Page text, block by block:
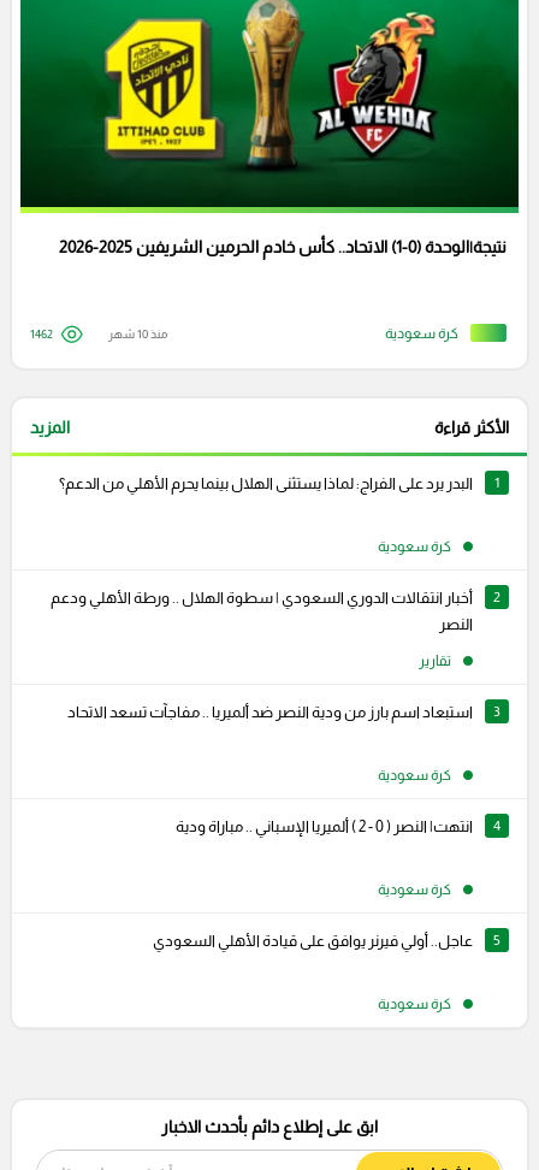
كرة سعودية
نتيجة|الوحدة (0-1) الاتحاد.. كأس خادم الحرمين الشريفين 2025-2026
منذ 10 شهر 1462
الأكثر قراءة المزيد
1 البدر يرد على الفراج: لماذا يستثنى الهلال بينما يحرم الأهلي من الدعم؟
كرة سعودية
2
أخبار انتقالات الدوري السعودي | سطوة الهلال .. ورطة الأهلي ودعم
النصر
تقارير
3 استبعاد اسم بارز من ودية النصر ضد ألميريا .. مفاجآت تسعد الاتحاد
كرة سعودية
4 انتهت| النصر ( 0 - 2 ) ألميريا الإسباني .. مباراة ودية
كرة سعودية
5 عاجل.. أولي فيرنر يوافق على قيادة الأهلي السعودي
كرة سعودية
ابق على إطلاع دائم بأحدث الاخبار